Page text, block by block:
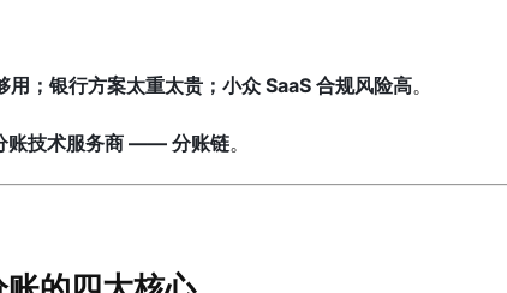
；银行方案太重太贵；小众 SaaS 合规风险高。
账技术服务商 —— 分账链。